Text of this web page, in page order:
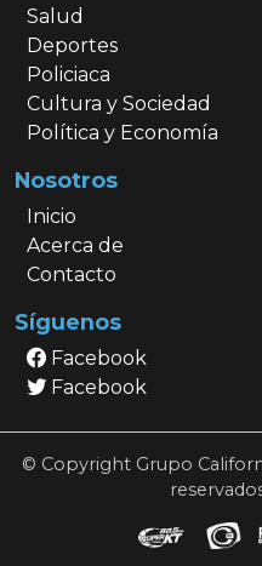
Salud
Deportes
Policiaca
Cultura y Sociedad
Política y Economía
Nosotros
Inicio
Acerca de
Contacto
Síguenos
Facebook
Facebook
© Copyright Grupo